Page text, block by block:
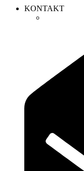
KONTAKT